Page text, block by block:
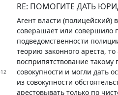
RE: ПОМОГИТЕ ДАТЬ
Агент власти (полицейский)
соверашает или совершило
подведомственности
теорию законного ареста,
восприпятствование
совокупности и могли дать
из совокупности
арестовывать только по